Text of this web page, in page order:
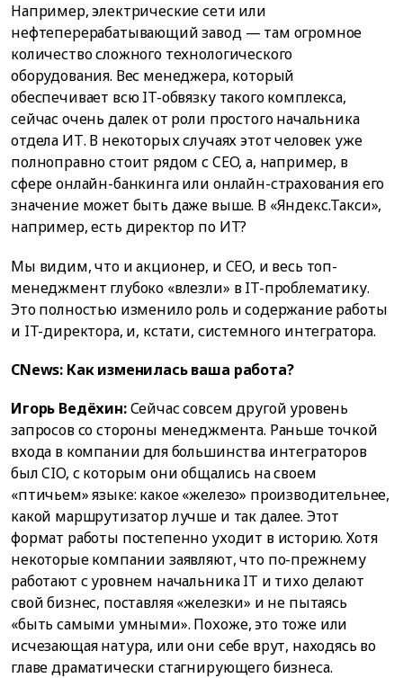
Например, электрические сети или
нефтеперерабатывающий завод — там огромное
количество сложного технологического
оборудования. Вес менеджера, который
обеспечивает всю IT-обвязку такого комплекса,
сейчас очень далек от роли простого начальника
отдела ИТ. В некоторых случаях этот человек уже
полноправно стоит рядом с CEO, а, например, в
сфере онлайн-банкинга или онлайн-страхования его
значение может быть даже выше. В «Яндекс.Такси»,
например, есть директор по ИТ?
Мы видим, что и акционер, и CEO, и весь топ-
менеджмент глубоко «влезли» в IT-проблематику.
Это полностью изменило роль и содержание работы
и IT-директора, и, кстати, системного интегратора.
CNews: Как изменилась ваша работа?
Игорь Ведёхин:Сейчас совсем другой уровень
запросов со стороны менеджмента. Раньше точкой
входа в компании для большинства интеграторов
был CIO, с которым они общались на своем
«птичьем» языке: какое «железо» производительнее,
какой маршрутизатор лучше и так далее. Этот
формат работы постепенно уходит в историю. Хотя
некоторые компании заявляют, что по-прежнему
работают с уровнем начальника IT и тихо делают
свой бизнес, поставляя «железки» и не пытаясь
«быть самыми умными». Похоже, это тоже или
исчезающая натура, или они себе врут, находясь во
главе драматически стагнирующего бизнеса.